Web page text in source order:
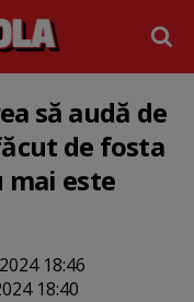
să audă de
de fosta
este
18:46
18:40